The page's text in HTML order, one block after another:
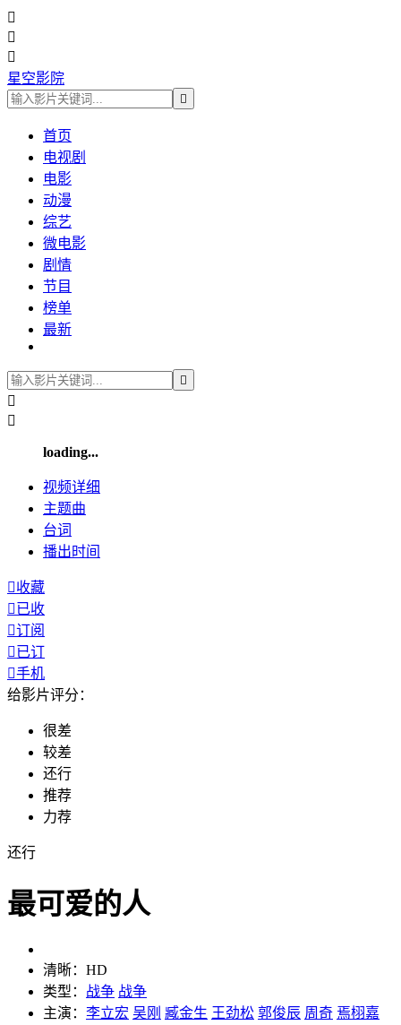



星空影院

首页
电视剧
电影
动漫
综艺
微电影
剧情
节目
榜单
最新



loading...
视频详细
主题曲
台词
播出时间
收藏
已收
订阅
已订
手机
给影片评分：
很差
较差
还行
推荐
力荐
还行
最可爱的人
清晰： HD
类型： 战争 战争
主演： 李立宏 吴刚 臧金生 王劲松 郭俊辰 周奇 焉栩嘉